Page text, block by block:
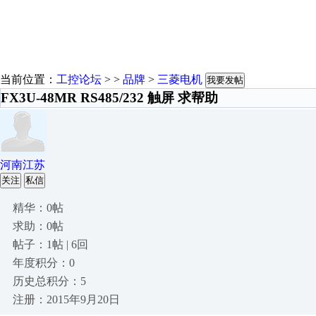
当前位置： 工控论坛 > > 品牌 > 三菱电机 我要发帖
FX3U-48MR RS485/232 触屏 求帮助
河南江苏
关注 私信
精华：0帖
求助：0帖
帖子：1帖 | 6回
年度积分：0
历史总积分：5
注册：2015年9月20日